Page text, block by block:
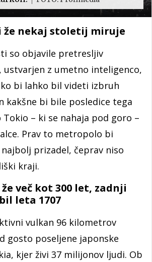
že nekaj stoletij miruje
so objavile pretresljiv
ustvarjen z umetno inteligenco,
bi lahko bil videti izbruh
kakšne bi bile posledice tega
Tokio – ki se nahaja pod goro –
Prav to metropolo bi
prizadel, čeprav niso
kraji.
več kot 300 let, zadnji
leta 1707
vulkan 96 kilometrov
gosto poseljene japonske
kjer živi 37 milijonov ljudi. Ob